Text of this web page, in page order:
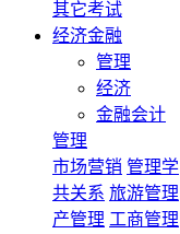
其它考试
经济金融
管理
经济
金融会计
管理
市场营销 管理学
共关系 旅游管理
产管理 工商管理